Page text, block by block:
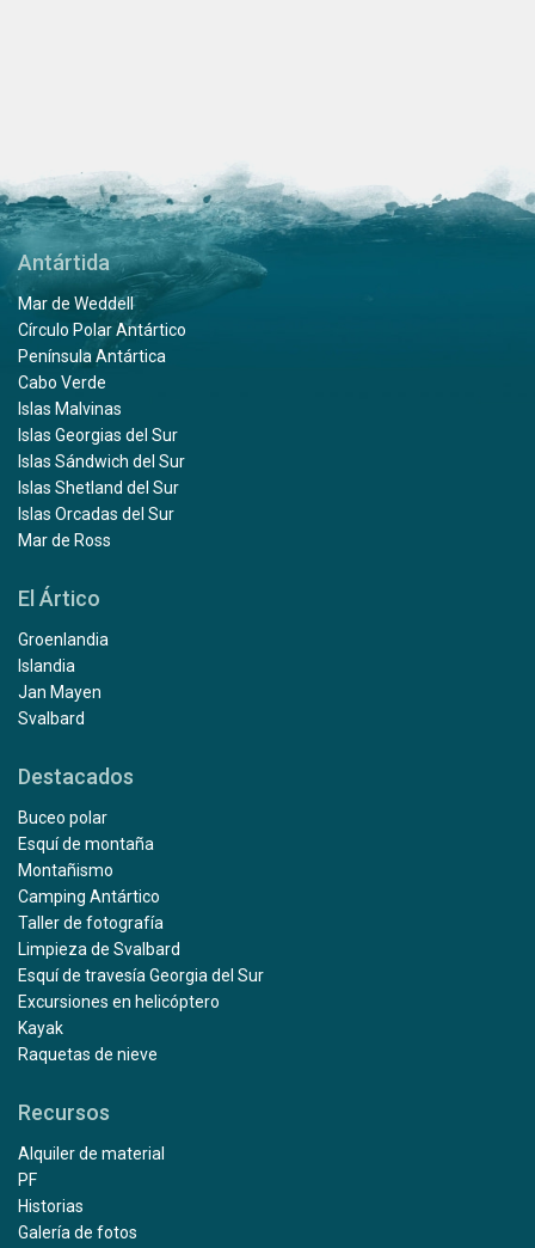
Antártida
Mar de Weddell
Círculo Polar Antártico
Península Antártica
Cabo Verde
Islas Malvinas
Islas Georgias del Sur
Islas Sándwich del Sur
Islas Shetland del Sur
Islas Orcadas del Sur
Mar de Ross
El Ártico
Groenlandia
Islandia
Jan Mayen
Svalbard
Destacados
Buceo polar
Esquí de montaña
Montañismo
Camping Antártico
Taller de fotografía
Limpieza de Svalbard
Esquí de travesía Georgia del Sur
Excursiones en helicóptero
Kayak
Raquetas de nieve
Recursos
Alquiler de material
PF
Historias
Galería de fotos